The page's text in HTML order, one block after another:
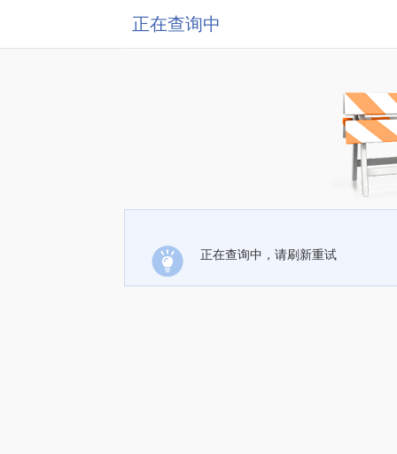
正在查询中
正在查询中，请刷新重试